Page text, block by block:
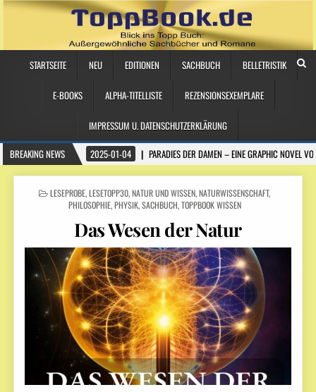
STARTSEITE NEU EDITIONEN SACHBUCH BELLETRISTIK
E-BOOKS ALPHA-TITELLISTE REZENSIONSEXEMPLARE
IMPRESSUM U. DATENSCHUTZERKLÄRUNG
BREAKING NEWS
2025-01-04 PARADIES DER DAMEN – EINE GRAPHIC NOVEL
POSTED
LESEPROBE,LESETOPP30,NATUR UND WISSEN,NATURWISSENSCHAFT,
PHILOSOPHIE,PHYSIK,SACHBUCH,TOPPBOOK WISSEN
Das Wesen der Natur